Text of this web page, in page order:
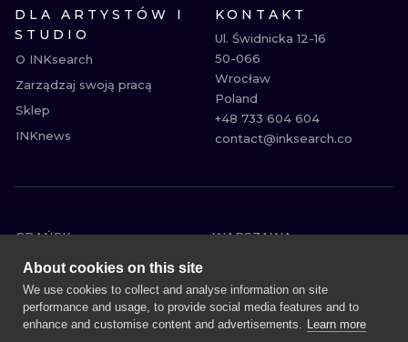
DLA ARTYSTÓW I
STUDIO
O INKsearch
Zarządzaj swoją pracą
Sklep
INKnews
KONTAKT
Ul. Świdnicka 12-16
50-066
Wrocław
Poland
+48 733 604 604
contact@inksearch.co
GDAŃSK
WARSZAWA
POZNAŃ
KATOWICE
WROCŁAW
ŁÓDŹ
BERLIN
About cookies on this site
We use cookies to collect and analyse information on site
performance and usage, to provide social media features and to
enhance and customise content and advertisements. Learn more